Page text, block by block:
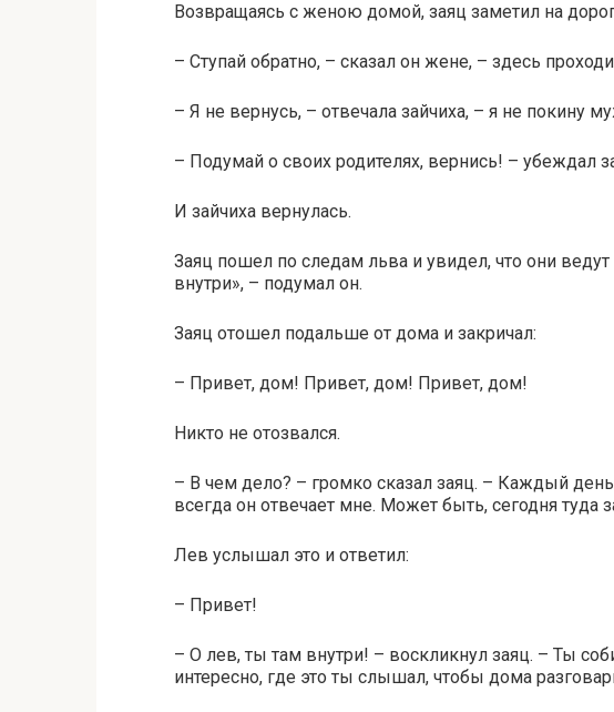
Возвращаясь с женою домой, заяц заметил на
– Ступай обратно, – сказал он жене, – здесь
– Я не вернусь, – отвечала зайчиха, – я не покину
– Подумай о своих родителях, вернись! – убеждал
И зайчиха вернулась.
Заяц пошел по следам льва и увидел, что они
внутри», – подумал он.
Заяц отошел подальше от дома и закричал:
– Привет, дом! Привет, дом! Привет, дом!
Никто не отозвался.
– В чем дело? – громко сказал заяц. – Каждый
всегда он отвечает мне. Может быть, сегодня туда
Лев услышал это и ответил:
– Привет!
– О лев, ты там внутри! – воскликнул заяц. – Ты
интересно, где это ты слышал, чтобы дома